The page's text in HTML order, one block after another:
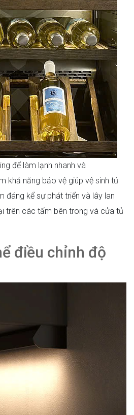
để làm lạnh nhanh và
khả năng bảo vệ giúp vệ sinh tủ
đáng kể sự phát triển và lây lan
trên các tấm bên trong và cửa tủ
điều chỉnh độ